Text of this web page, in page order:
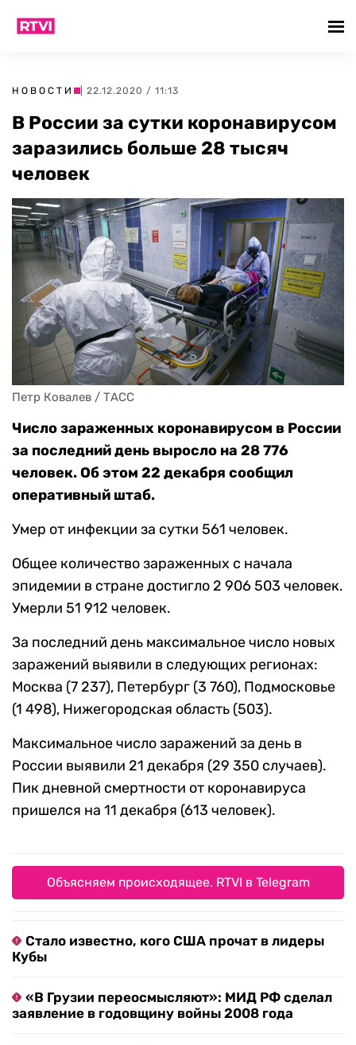
НОВОСТИ | 22.12.2020 / 11:13
В России за сутки коронавирусом
заразились больше 28 тысяч
человек
Петр Ковалев / ТАСС
Число зараженных коронавирусом в России
за последний день выросло на 28 776
человек. Об этом 22 декабря сообщил
оперативный штаб.
Умер от инфекции за сутки 561 человек.
Общее количество зараженных с начала
эпидемии в стране достигло 2 906 503 человек.
Умерли 51 912 человек.
За последний день максимальное число новых
заражений выявили в следующих регионах:
Москва (7 237), Петербург (3 760), Подмосковье
(1 498), Нижегородская область (503).
Максимальное число заражений за день в
России выявили 21 декабря (29 350 случаев).
Пик дневной смертности от коронавируса
пришелся на 11 декабря (613 человек).
Объясняем происходящее. RTVI в Telegram
Стало известно, кого США прочат в лидеры
Кубы
«В Грузии переосмысляют»: МИД РФ сделал
заявление в годовщину войны 2008 года